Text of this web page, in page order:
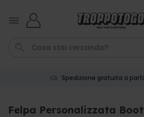
Spedizione gratuita a
Felpa Personalizzata